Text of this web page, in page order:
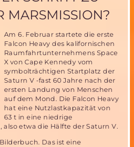
MARSMISSION?
Am 6. Februar startete die erste
Falcon Heavy des kalifornischen
Raumfahrtunternehmens Space
X von Cape Kennedy vom
symbolträchtigen Startplatz der
Saturn V -fast 60 Jahre nach der
ersten Landung von Menschen
auf dem Mond. Die Falcon Heavy
hat eine Nutzlastkapazität von
63 t in eine niedrige
etwa die Hälfte der Saturn V.
Das ist eine